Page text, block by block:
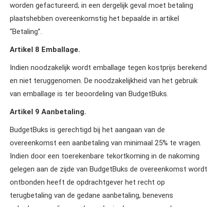
worden gefactureerd; in een dergelijk geval moet betaling
plaatshebben overeenkomstig het bepaalde in artikel
“Betaling”.
Artikel 8 Emballage.
Indien noodzakelijk wordt emballage tegen kostprijs berekend
en niet teruggenomen. De noodzakelijkheid van het gebruik
van emballage is ter beoordeling van BudgetBuks.
Artikel 9 Aanbetaling.
BudgetBuks is gerechtigd bij het aangaan van de
overeenkomst een aanbetaling van minimaal 25% te vragen.
Indien door een toerekenbare tekortkoming in de nakoming
gelegen aan de zijde van BudgetBuks de overeenkomst wordt
ontbonden heeft de opdrachtgever het recht op
terugbetaling van de gedane aanbetaling, benevens